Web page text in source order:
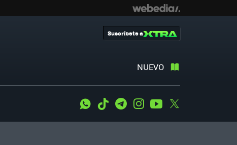
NUEVO
Suscríbete a
WhatsApp
Tiktok TelegramInstagramYoutube